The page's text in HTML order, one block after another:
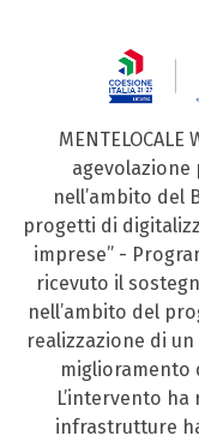
agevolazione
nell’ambito del
progetti di
imprese” -
ricevuto il
nell’ambito del
realizzazione di
miglioramento
L’intervento
infrastrutture